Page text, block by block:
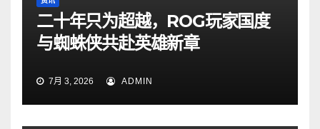
二十年只为超越，ROG玩家国度
与蜘蛛侠共赴英雄新章
7月 3, 2026 ADMIN